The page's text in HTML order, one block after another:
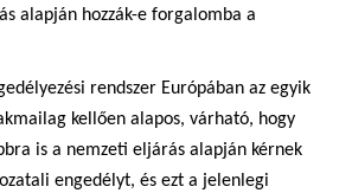
alapján hozzák-e forgalomba a
rendszer Európában az egyik
kellően alapos, várható, hogy
is a nemzeti eljárás alapján kérnek
engedélyt, és ezt a jelenlegi